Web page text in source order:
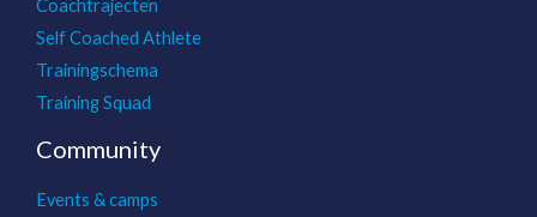
Coachtrajecten
Self Coached Athlete
Trainingschema
Training Squad
Community
Events & camps